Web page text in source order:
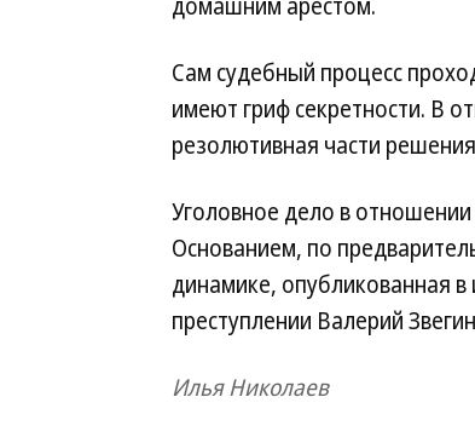
Сам судебный процесс
имеют гриф секретности. В
резолютивная части
Уголовное дело в отношении
Основанием, по
динамике, опубликованная
преступлении Валерий
Илья Николаев